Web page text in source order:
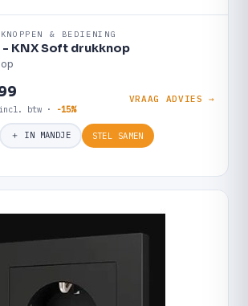
& BEDIENING
- KNX Soft drukknop
btw · -15%
VRAAG ADVIES →
＋ IN MANDJE STEL SAMEN